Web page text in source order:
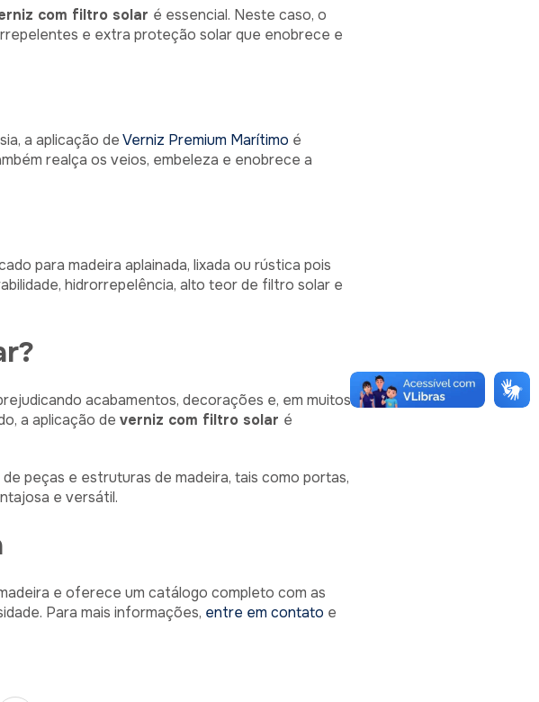
com filtro solar é essencial. Neste caso, o
e extra proteção solar que enobrece e
a aplicação deVerniz Premium Marítimo é
realça os veios, embeleza e enobrece a
para madeira aplainada, lixada ou rústica pois
hidrorrepelência, alto teor de filtro solar e
acabamentos, decorações e, em muitos
a aplicação de verniz com filtro solar é
peças e estruturas de madeira, tais como portas,
e versátil.
e oferece um catálogo completo com as
Para mais informações, entre em contato e